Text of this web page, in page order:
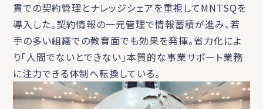
貫での契約管理とナレッジシェアを重視してMNTSQを
導入した。契約情報の一元管理で情報蓄積が進み、若
手の多い組織での教育面でも効果を発揮。省力化によ
り「人間でないとできない」本質的な事業サポート業務
に注力できる体制へ転換している。